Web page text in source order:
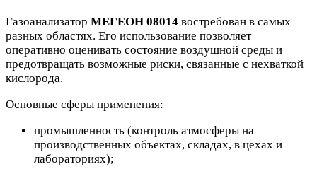
Газоанализатор МЕГЕОН 08014 востребован в самых
разных областях. Его использование позволяет
оперативно оценивать состояние воздушной среды и
предотвращать возможные риски, связанные с нехваткой
кислорода.
Основные сферы применения:
промышленность (контроль атмосферы на
производственных объектах, складах, в цехах и
лабораториях);